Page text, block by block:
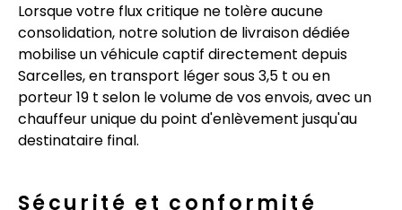
Lorsque votre flux critique ne tolère aucune
consolidation, notre solution de livraison dédiée
mobilise un véhicule captif directement depuis
Sarcelles, en transport léger sous 3,5 t ou en
porteur 19 t selon le volume de vos envois, avec un
chauffeur unique du point d'enlèvement jusqu'au
destinataire final.
Sécurité et conformité